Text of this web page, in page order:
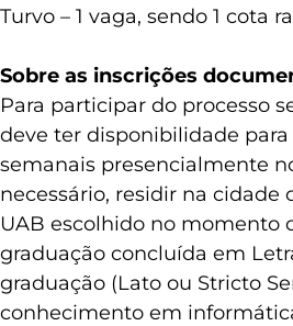
Turvo – 1 vaga, sendo 1 cota
Sobre as inscrições
Para participar do processo
deve ter disponibilidade
semanais presencialmente
necessário, residir na cidade
UAB escolhido no momento
graduação concluída em
graduação (Lato ou Stricto
conhecimento em